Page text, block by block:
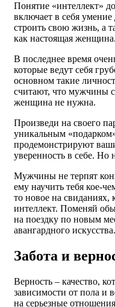
Понятие «интеллект»
включает в себя
строить свою жизнь, а
как настоящая женщина.
В последнее время
которые ведут себя
основном такие
считают, что мужчины
женщина не нужна.
Произведи на своего
уникальным
продемонстрируют
уверенность в себе. Но
Мужчины не терпят
ему научить тебя кое-
то новое на свиданиях,
интеллект. Поменяй
на поездку по новым
авангардного искусства.
Забота и
Верность – качество,
зависимости от пола и
на серьезные